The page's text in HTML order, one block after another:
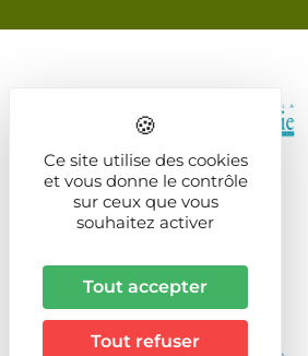
Ce site utilise des cookies
et vous donne le contrôle
sur ceux que vous
souhaitez activer
Tout accepter
Tout refuser